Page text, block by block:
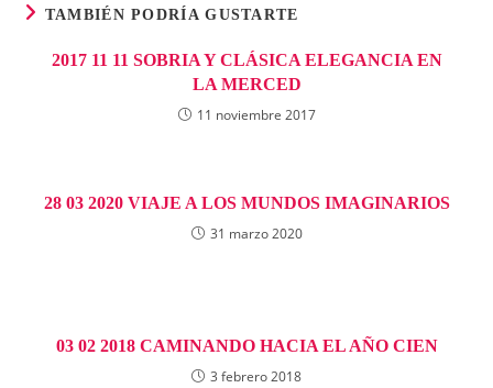
TAMBIÉN PODRÍA GUSTARTE
2017 11 11 SOBRIA Y CLÁSICA ELEGANCIA EN
LA MERCED
11 noviembre 2017
28 03 2020 VIAJE A LOS MUNDOS IMAGINARIOS
31 marzo 2020
03 02 2018 CAMINANDO HACIA EL AÑO CIEN
3 febrero 2018